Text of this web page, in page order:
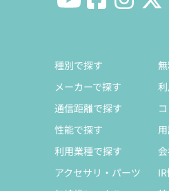
種別で探す
メーカーで探す
通信距離で探す
性能で探す
利用業種で探す
アクセサリ・パーツ